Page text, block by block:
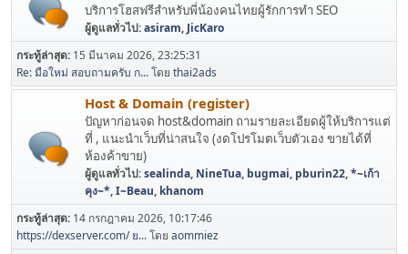
บริการโฮสฟรีสำหรับพี่น้องคนไทยผู้รักการทำ SEO
ผู้ดูแลทั่วไป:asiram,JicKaro
กระทู้ล่าสุด: 15 มีนาคม 2026, 23:25:31
Re: มือใหม่ สอบถามครับ ก...โดย thai2ads
Host & Domain (register)
ปัญหาก่อนจด host&domain ถามรายละเอียดผู้ให้บริการแต่
ที่ , แนะนำเว็บที่น่าสนใจ (งดโปรโมตเว็บตัวเอง ขายได้ที่
ห้องค้าขาย)
ผู้ดูแลทั่วไป:sealinda, NineTua, bugmai, pburin22,*~เก้า
คุง~*,I~Beau, khanom
กระทู้ล่าสุด: 14 กรกฎาคม 2026, 10:17:46
https://dexserver.com/ ย...โดย aommiez